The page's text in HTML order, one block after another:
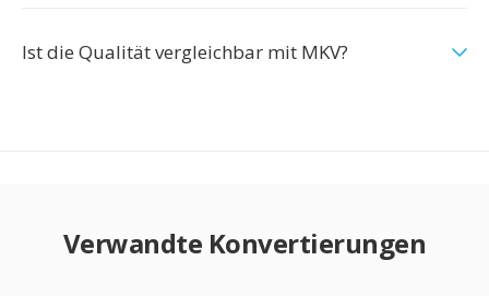
Ist die Qualität vergleichbar mit MKV?
Verwandte Konvertierungen